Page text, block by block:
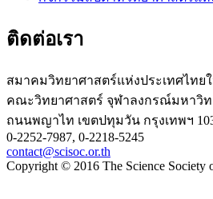
ติดต่อเรา
สมาคมวิทยาศาสตร์แห่งประเทศไท
คณะวิทยาศาสตร์ จุฬาลงกรณ์มหาวิท
ถนนพญาไท เขตปทุมวัน กรุงเทพฯ
0-2252-7987, 0-2218-5245
contact@scisoc.or.th
Copyright © 2016 The Science Society